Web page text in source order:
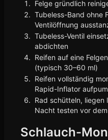
Felge gründlich
Tubeless-Band ohne
Ventilöffnung
Tubeless-Ventil
abdichten
Reifen auf eine
(typisch 30–60 ml)
Reifen vollständig
Rapid-Inflator
Rad schütteln, liegen
Nacht testen vor
Schlauch-